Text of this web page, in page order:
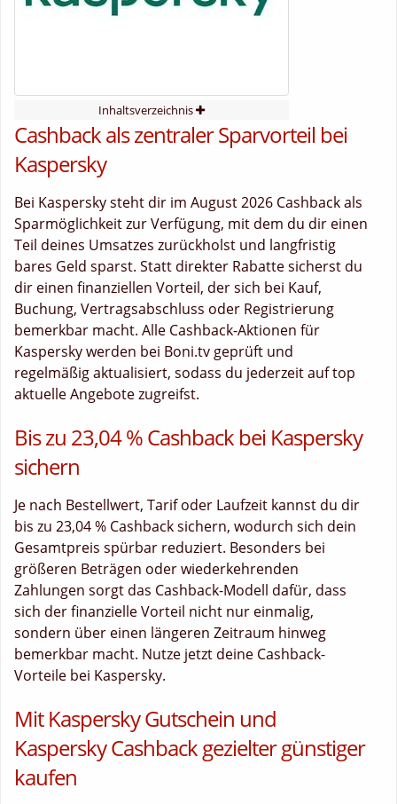
Inhaltsverzeichnis
Cashback als zentraler Sparvorteil bei
Kaspersky
Bei Kaspersky steht dir im August 2026 Cashback als
Sparmöglichkeit zur Verfügung, mit dem du dir einen
Teil deines Umsatzes zurückholst und langfristig
bares Geld sparst. Statt direkter Rabatte sicherst du
dir einen finanziellen Vorteil, der sich bei Kauf,
Buchung, Vertragsabschluss oder Registrierung
bemerkbar macht. Alle Cashback-Aktionen für
Kaspersky werden bei Boni.tv geprüft und
regelmäßig aktualisiert, sodass du jederzeit auf top
aktuelle Angebote zugreifst.
Bis zu 23,04 % Cashback bei Kaspersky
sichern
Je nach Bestellwert, Tarif oder Laufzeit kannst du dir
bis zu 23,04 % Cashback sichern, wodurch sich dein
Gesamtpreis spürbar reduziert. Besonders bei
größeren Beträgen oder wiederkehrenden
Zahlungen sorgt das Cashback-Modell dafür, dass
sich der finanzielle Vorteil nicht nur einmalig,
sondern über einen längeren Zeitraum hinweg
bemerkbar macht. Nutze jetzt deine Cashback-
Vorteile bei Kaspersky.
Mit Kaspersky Gutschein und
Kaspersky Cashback gezielter günstiger
kaufen